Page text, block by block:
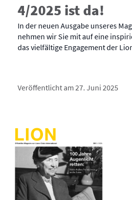
4/2025 ist da!
In der neuen Ausgabe unseres
nehmen wir Sie mit auf eine
das vielfältige Engagement der
Veröffentlicht am 27. Juni 2025